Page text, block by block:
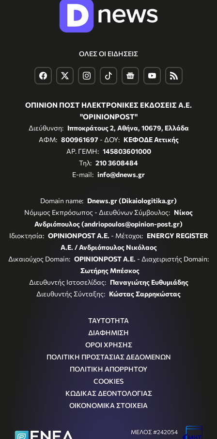
ΟΛΕΣ ΟΙ ΕΙΔΗΣΕΙΣ
ΟΠΙΝΙΟΝ ΠΟΣΤ ΗΛΕΚΤΡΟΝΙΚΕΣ ΕΚΔΟΣΕΙΣ Α.Ε.
"OPINIONPOST"
Διεύθυνση: Ιπποκράτους 2, Αθήνα, 10679, Ελλάδα
ΑΦΜ: 800961697- ΔΟΥ: ΚΕΦΟΔΕ Αττικής
ΑΡ. ΓΕΜΗ: 145803601000
Τηλ: 210 3608484
E-mail: info@dnews.gr
Domain name: Dnews.gr (Dikaiologitika.gr)
Νόμιμος Εκπρόσωπος - Διευθύνων Σύμβουλος: Νίκος
Ανδριόπουλος (andriopoulos@opinion-post.gr)
Ιδιοκτησία: OPINIONPOST A.E. - Μέτοχοι: ENERGY REGISTER
Α.Ε. / Ανδριόπουλος Νικόλαος
Δικαιούχος Domain: OPINIONPOST A.E. - Διαχειριστής Domain:
Σωτήρης Μπέσκος
Διευθυντής Ιστοσελίδας: Παναγιώτης Ευθυμιάδης
Διευθυντής Σύνταξης: Κώστας Σαρρηκώστας
ΤΑΥΤΟΤΗΤΑ
ΔΙΑΦΗΜΙΣΗ
ΟΡΟΙ ΧΡΗΣΗΣ
ΠΟΛΙΤΙΚΗ ΠΡΟΣΤΑΣΙΑΣ ΔΕΔΟΜΕΝΩΝ
ΠΟΛΙΤΙΚΗ ΑΠΟΡΡΗΤΟΥ
COOKIES
ΚΩΔΙΚΑΣ ΔΕΟΝΤΟΛΟΓΙΑΣ
ΟΙΚΟΝΟΜΙΚΑ ΣΤΟΙΧΕΙΑ
ΜΕΛΟΣ #242054